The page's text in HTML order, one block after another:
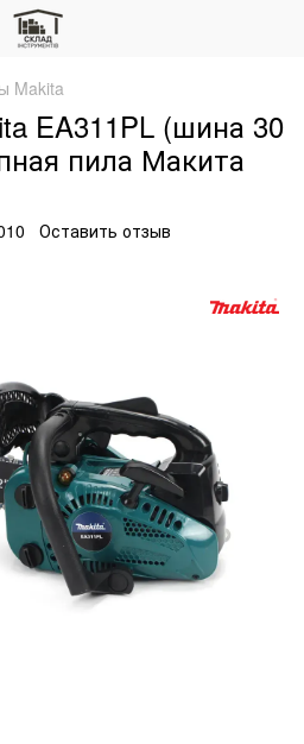
Makita
EA311PL (шина 30
пила Макита
Оставить отзыв